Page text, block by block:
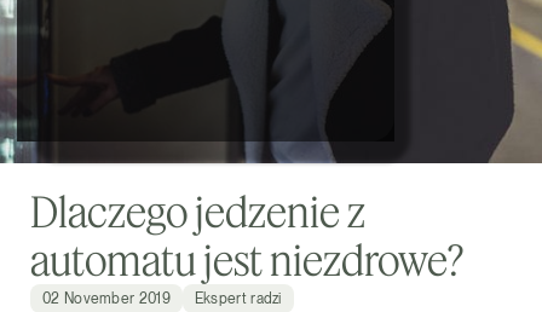
Dlaczego jedzenie z
automatu jest niezdrowe?
02 November 2019 Ekspert radzi